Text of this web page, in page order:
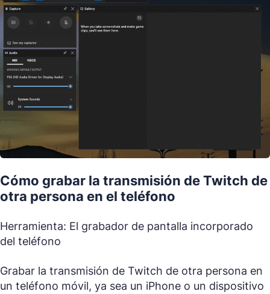
Cómo grabar la transmisión de Twitch de
otra persona en el teléfono
Herramienta: El grabador de pantalla incorporado
del teléfono
Grabar la transmisión de Twitch de otra persona en
un teléfono móvil, ya sea un iPhone o un dispositivo